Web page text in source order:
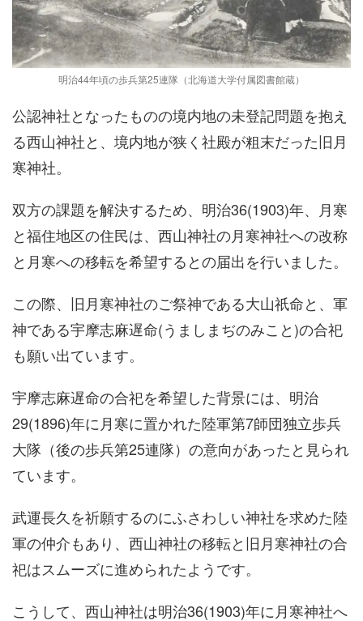
明治44年頃の歩兵第25連隊（北海道大学付属図書館蔵）
公認神社となったものの境内地の未登記問題を抱え
る西山神社と、境内地が狭く社殿が粗末だった旧月
寒神社。
双方の課題を解決するため、明治36(1903)年、月寒
と福住地区の住民は、西山神社の月寒神社への改称
と月寒への移転を希望するとの届出を行いました。
この際、旧月寒神社のご祭神である大山祇命と、軍
神である宇摩志麻遅命(うましまぢのみこと)の合祀
も願い出ています。
宇摩志麻遅命の合祀を希望した背景には、明治
29(1896)年に月寒に置かれた陸軍第7師団独立歩兵
大隊（後の歩兵第25連隊）の意向があったと見られ
ています。
武運長久を祈願するのにふさわしい神社を求めた陸
軍の仲介もあり、西山神社の移転と旧月寒神社の合
祀はスムーズに進められたようです。
こうして、西山神社は明治36(1903)年に月寒神社へ